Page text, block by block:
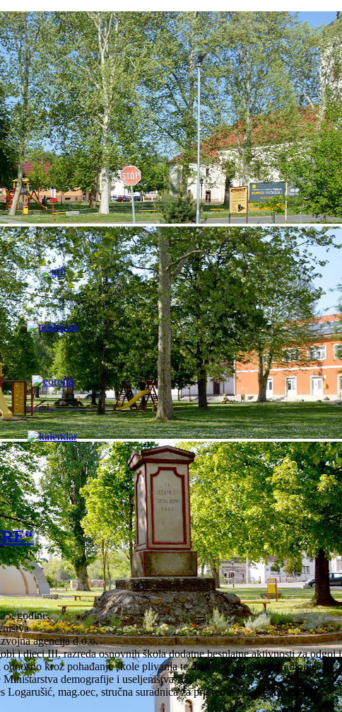
godine
agencija d.o.o.
i djeci III. razreda osnovnih škola dodatne besplatne aktivnosti za odgoj i
kroz pohađanje škole plivanja te dramske i kreativne radionice.
demografije i useljeništva“
Logarušić, mag.oec, stručna suradnica za pripremu i provedbu projekta,